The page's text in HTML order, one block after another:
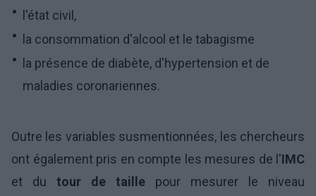
l'état civil,
la consommation d'alcool et le tabagisme
la présence de diabète, d'hypertension et de
maladies coronariennes.
Outre les variables susmentionnées, les chercheurs
ont également pris en compte les mesures de l'IMC
et du tour de taille pour mesurer le niveau